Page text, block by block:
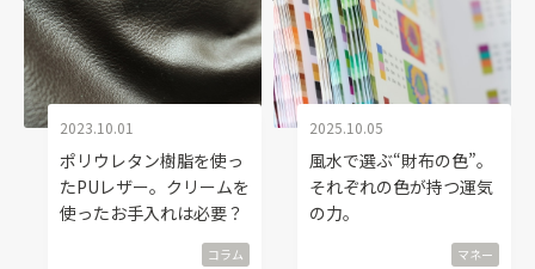
2023.10.01
ポリウレタン樹脂を使っ
たPUレザー。クリームを
使ったお手入れは必要？
コラム
2025.10.05
風水で選ぶ“財布の色”。
それぞれの色が持つ運気
の力。
マネー